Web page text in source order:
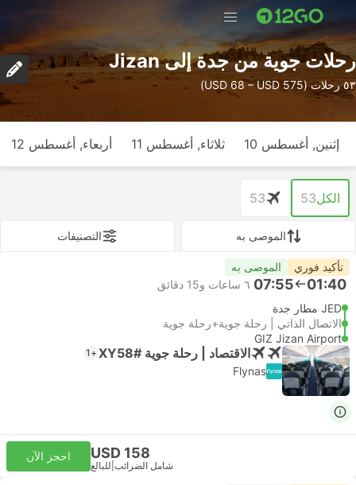
رحلات جوية من جدة إلى Jizan
٥٣ رحلات (USD 68 – USD 575)
إثنين, أغسطس 10 ثلاثاء, أغسطس 11 أربعاء, أغسطس 12
الكل53
53
الموصى به التصنيفات
تأكيد فوري الموصى به
01:40
07:55 ٦ ساعات و‫15 دقائق
JED مطار جدة
الاتصال الذاتي | رحلة جوية+رحلة جوية
GIZ Jizan Airport
الاقتصاد | رحلة جوية #XY58 +1
Flynas
USD 158
شامل الضرائب للبالغ
احجز الآن